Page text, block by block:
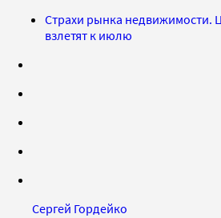
Страхи рынка недвижимости.
взлетят к июлю
Сергей Гордейко